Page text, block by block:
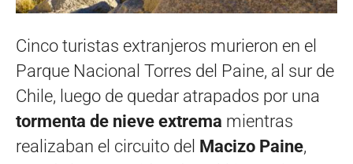
Cinco turistas extranjeros murieron en el
Parque Nacional Torres del Paine, al sur de
Chile, luego de quedar atrapados por una
tormenta de nieve extrema mientras
realizaban el circuito del Macizo Paine,